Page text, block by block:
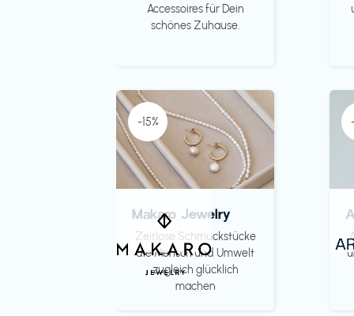
Accessoires für Dein
schönes Zuhause.
-15%
Makaro Jewelry
Zeitlose Schmuckstücke
die Mensch und Umwelt
zugleich glücklich
machen